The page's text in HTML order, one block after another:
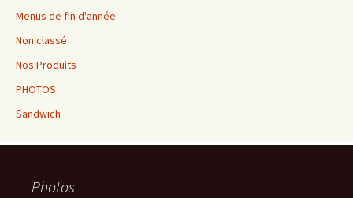
Menus de fin d'année
Non classé
Nos Produits
PHOTOS
Sandwich
Photos